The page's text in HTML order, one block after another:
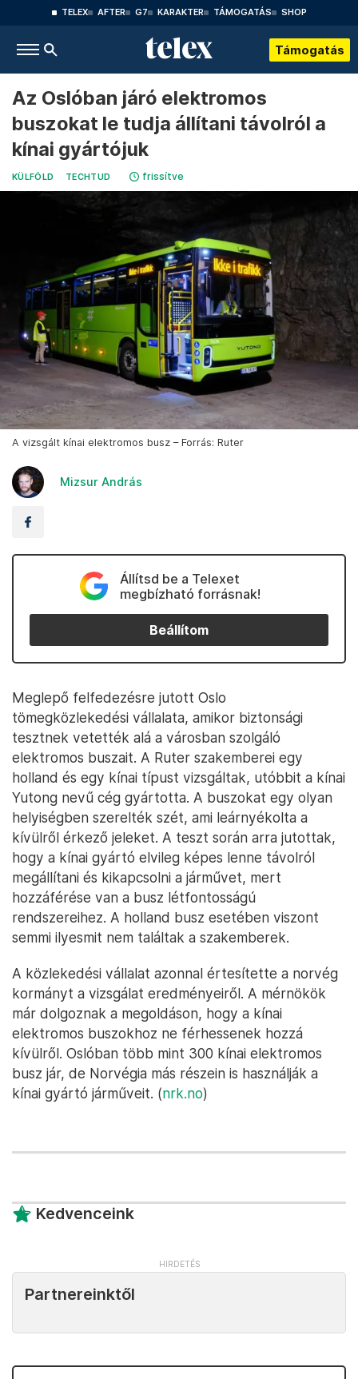
TELEX AFTER G7 KARAKTER TÁMOGATÁS SHOP
Támogatás
Az Oslóban járó elektromos
buszokat le tudja állítani távolról a
kínai gyártójuk
KÜLFÖLD TECHTUD frissítve
A vizsgált kínai elektromos busz – Forrás: Ruter
Mizsur András
Állítsd be a Telexet
megbízható forrásnak!
Beállítom
Meglepő felfedezésre jutott Oslo
tömegközlekedési vállalata, amikor biztonsági
tesztnek vetették alá a városban szolgáló
elektromos buszait. A Ruter szakemberei egy
holland és egy kínai típust vizsgáltak, utóbbit a kínai
Yutong nevű cég gyártotta. A buszokat egy olyan
helyiségben szerelték szét, ami leárnyékolta a
kívülről érkező jeleket. A teszt során arra jutottak,
hogy a kínai gyártó elvileg képes lenne távolról
megállítani és kikapcsolni a járművet, mert
hozzáférése van a busz létfontosságú
rendszereihez. A holland busz esetében viszont
semmi ilyesmit nem találtak a szakemberek.
A közlekedési vállalat azonnal értesítette a norvég
kormányt a vizsgálat eredményeiről. A mérnökök
már dolgoznak a megoldáson, hogy a kínai
elektromos buszokhoz ne férhessenek hozzá
kívülről. Oslóban több mint 300 kínai elektromos
busz jár, de Norvégia más részein is használják a
kínai gyártó járműveit. (nrk.no)
Kedvenceink
Partnereinktől